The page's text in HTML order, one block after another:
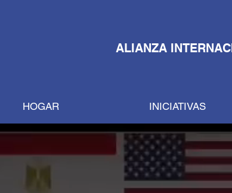
ALIANZA
HOGAR INICIATIVAS